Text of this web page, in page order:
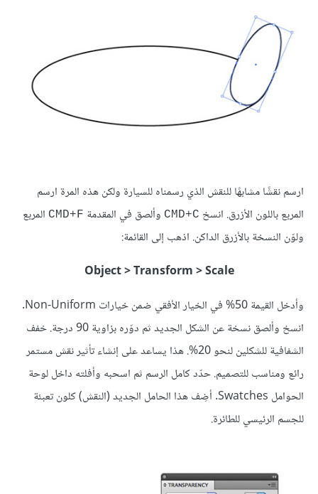
ارسم نقشًا مشابهًا للنقش الذي رسمناه للسيارة ولكن هذه المرة ارسم
المربع باللون الأزرق. انسخ CMD+C وألصق في المقدمة CMD+F المربع
ولوّن النسخة بالأزرق الداكن. اذهب إلى القائمة:
Object > Transform > Scale
وأدخل القيمة 50% في الخيار الأفقي ضمن خيارات Non-Uniform.
انسخ وألصق نسخة عن الشكل الجديد ثم دوّره بزاوية 90 درجة. خفف
الشفافية للشكلين لنحو 20%. هذا يساعد على إنشاء تأثير نقش مستمر
رائع ومناسب للتصميم. حدّد كامل الرسم ثم اسحبه وأفلته داخل لوحة
الحوامل Swatches. أضِف هذا الحامل الجديد (النقش) كلون تعبئة
للجسم الرئيسي للطائرة.